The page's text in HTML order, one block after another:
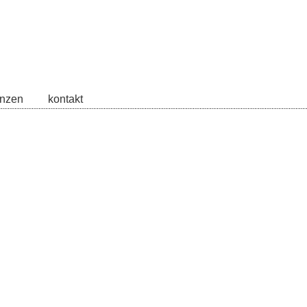
kontakt